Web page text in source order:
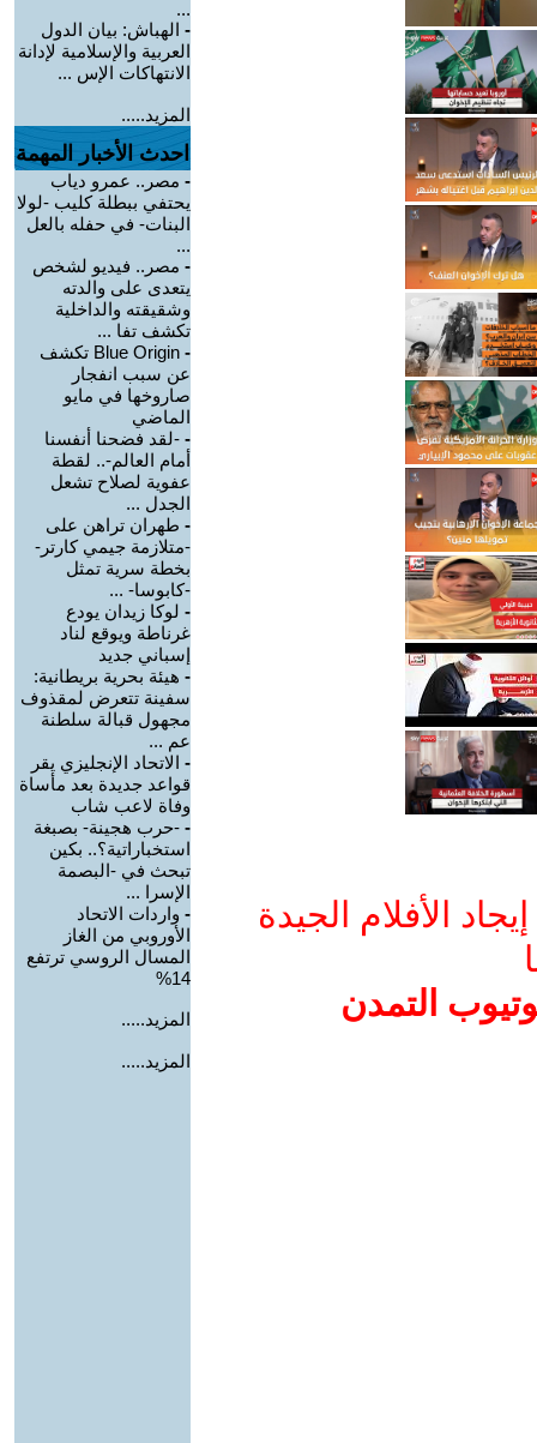
الأفلام الجيدة
التمدن
...
- الهباش: بيان الدول
العربية والإسلامية لإدانة
الانتهاكات الإس ...
المزيد.....
احدث الأخبار المهمة
- مصر.. عمرو دياب
يحتفي ببطلة كليب -لولا
البنات- في حفله بالعل
...
- مصر.. فيديو لشخص
يتعدى على والدته
وشقيقته والداخلية
تكشف تفا ...
-
Blue Origin تكشف
عن سبب انفجار
صاروخها في مايو
الماضي
- -لقد فضحنا أنفسنا
أمام العالم-.. لقطة
عفوية لصلاح تشعل
الجدل ...
- طهران تراهن على
-متلازمة جيمي كارتر-
بخطة سرية تمثل
-كابوسا- ...
- لوكا زيدان يودع
غرناطة ويوقع لناد
إسباني جديد
- هيئة بحرية بريطانية:
سفينة تتعرض لمقذوف
مجهول قبالة سلطنة
عم ...
- الاتحاد الإنجليزي يقر
قواعد جديدة بعد مأساة
وفاة لاعب شاب
- -حرب هجينة- بصبغة
استخباراتية؟.. بكين
تبحث في -البصمة
الإسرا ...
- واردات الاتحاد
الأوروبي من الغاز
المسال الروسي ترتفع
14%
المزيد.....
المزيد.....